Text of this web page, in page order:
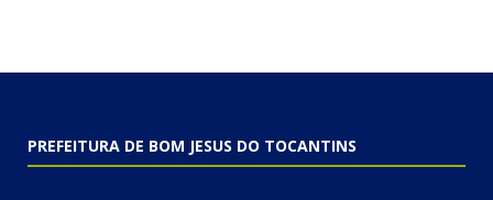
PREFEITURA DE BOM JESUS DO TOCANTINS